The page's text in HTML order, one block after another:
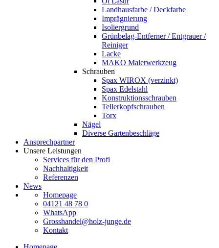
Landhausfarbe / Deckfarbe
Imprägnierung
Isoliergrund
Grünbelag-Entferner / Entgrauer /
Reiniger
Lacke
MAKO Malerwerkzeug
Schrauben
Spax WIROX (verzinkt)
Spax Edelstahl
Konstruktionsschrauben
Tellerkopfschrauben
Torx
Nägel
Diverse Gartenbeschläge
Ansprechpartner
Unsere Leistungen
Services für den Profi
Nachhaltigkeit
Referenzen
News
Homepage
04121 48 78 0
WhatsApp
Grosshandel@holz-junge.de
Kontakt